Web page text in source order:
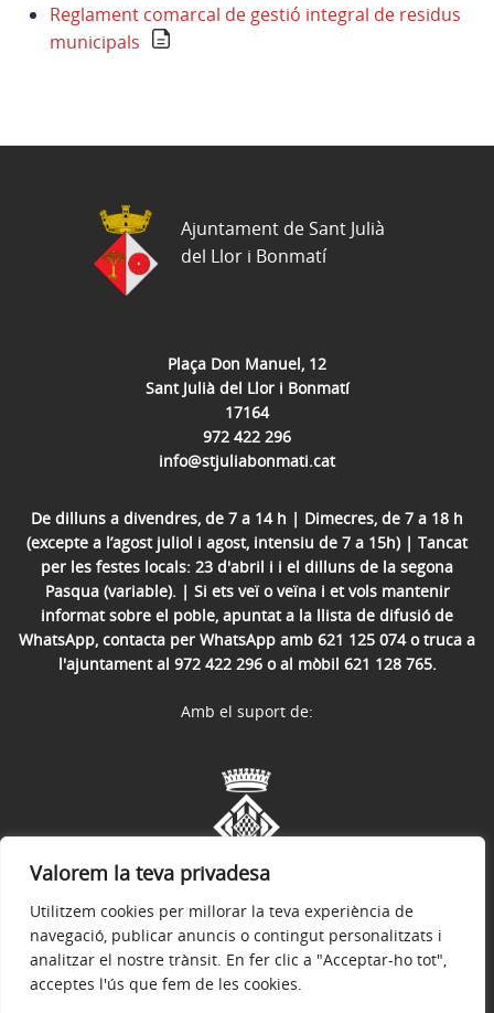
Valorem la teva privadesa
Utilitzem cookies per millorar la teva experiència de
navegació, publicar anuncis o contingut personalitzats i
analitzar el nostre trànsit. En fer clic a "Acceptar-ho tot",
acceptes l'ús que fem de les cookies.
Reglament comarcal de gestió integral de residus
municipals
Plaça Don Manuel, 12
Sant Julià del Llor i Bonmatí
17164
972 422 296
info@stjuliabonmati.cat
De dilluns a divendres, de 7 a 14 h | Dimecres, de 7 a 18 h
(excepte a l’agost juliol i agost, intensiu de 7 a 15h) | Tancat
per les festes locals: 23 d'abril i i el dilluns de la segona
Pasqua (variable). | Si ets veï o veïna i et vols mantenir
informat sobre el poble, apuntat a la llista de difusió de
WhatsApp, contacta per WhatsApp amb 621 125 074 o truca a
l'ajuntament al 972 422 296 o al mòbil 621 128 765.
Ajuntament de Sant Julià
del Llor i Bonmatí
Avís legal Política de privacitat
Amb el suport de: